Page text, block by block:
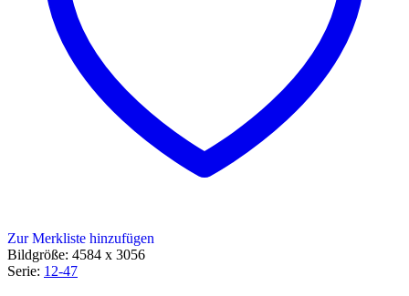
Zur Merkliste hinzufügen
Bildgröße: 4584 x 3056
Serie: 12-47